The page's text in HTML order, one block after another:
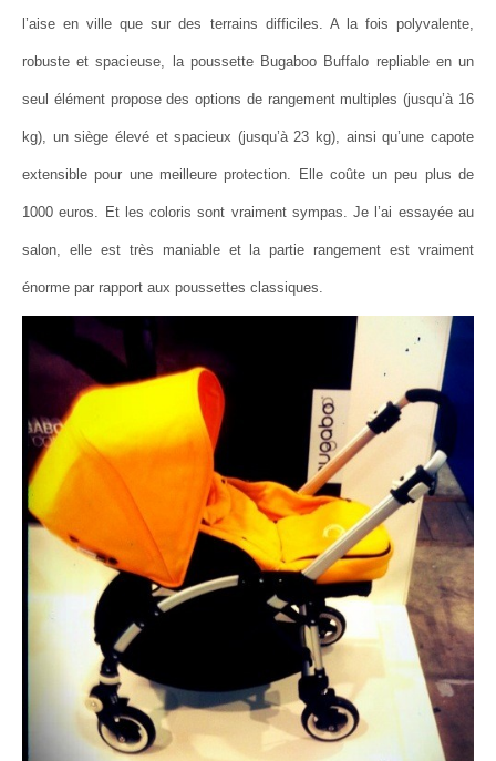
l’aise en ville que sur des terrains difficiles. A la fois polyvalente,
robuste et spacieuse, la poussette Bugaboo Buffalo repliable en un
seul élément propose des options de rangement multiples (jusqu’à 16
kg), un siège élevé et spacieux (jusqu’à 23 kg), ainsi qu’une capote
extensible pour une meilleure protection. Elle coûte un peu plus de
1000 euros. Et les coloris sont vraiment sympas. Je l’ai essayée au
salon, elle est très maniable et la partie rangement est vraiment
énorme par rapport aux poussettes classiques.